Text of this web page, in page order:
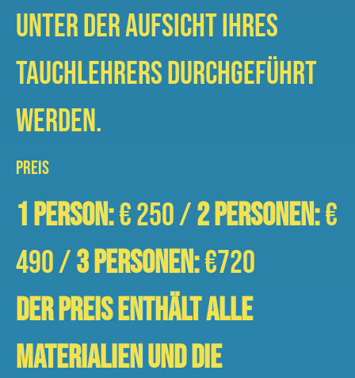
unter der Aufsicht Ihres
Tauchlehrers durchgeführt
werden.
PREIS
1 person:€ 250 /2 Personen:€
490 /3 Personen:€720
DER PREIS ENTHÄLT ALLE
MATERIALIEN UND DIE